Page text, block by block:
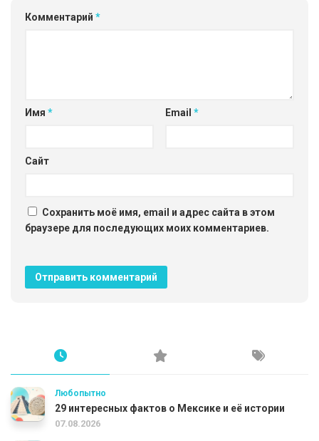
Комментарий *
Имя * Email *
Сайт
Сохранить моё имя, email и адрес сайта в этом
браузере для последующих моих комментариев.
Любопытно
29 интересных фактов о Мексике и её истории
07.08.2026